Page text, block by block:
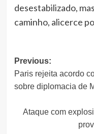
desestabilizado,
caminho, alicerce
Post
navigation
Previous:
Paris rejeita acordo
sobre diplomacia de
Ataque com